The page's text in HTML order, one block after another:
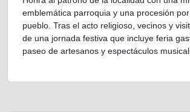
emblemática parroquia y una procesión
pueblo. Tras el acto religioso, vecinos y
de una jornada festiva que incluye feria
paseo de artesanos y espectáculos